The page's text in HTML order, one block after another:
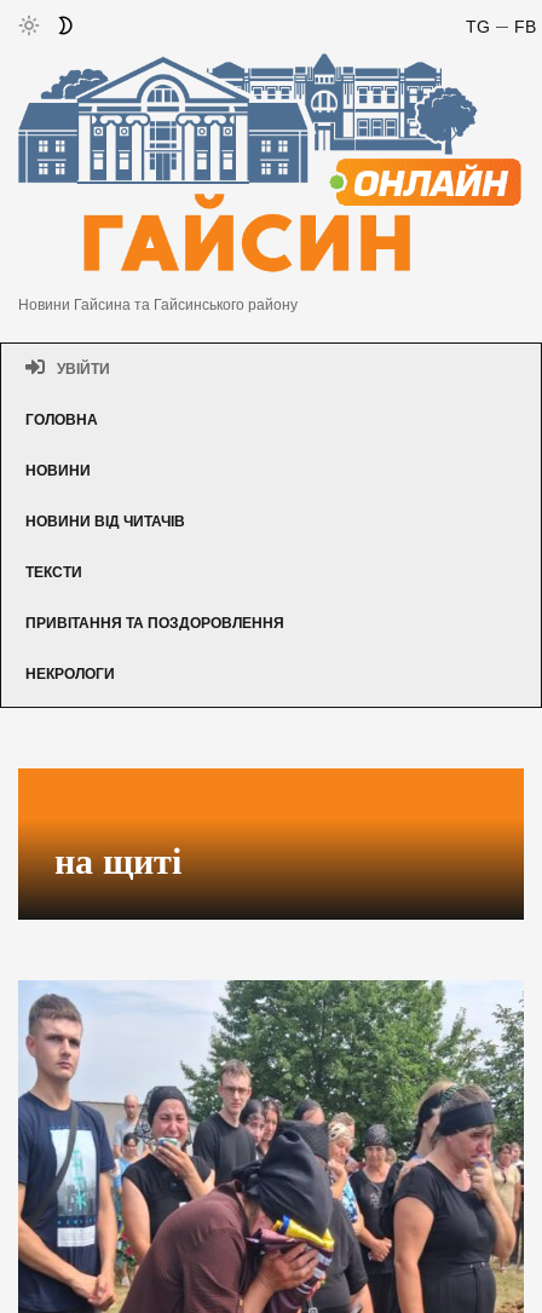
FB
TG
Новини Гайсина та Гайсинського району
УВІЙТИ
ГОЛОВНА
НОВИНИ
НОВИНИ ВІД ЧИТАЧІВ
ТЕКСТИ
ПРИВІТАННЯ ТА ПОЗДОРОВЛЕННЯ
НЕКРОЛОГИ
на щиті